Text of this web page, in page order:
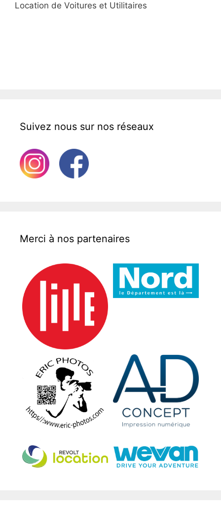
Location de Voitures et Utilitaires
Suivez nous sur nos réseaux
Merci à nos partenaires